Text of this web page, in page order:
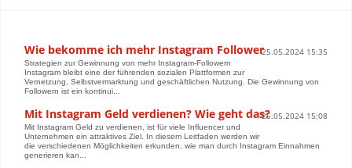
Wie bekomme ich mehr Instagram Follower25.05.2024 15:35
Strategien zur Gewinnung von mehr Instagram-Followern
Instagram bleibt eine der führenden sozialen Plattformen zur
Vernetzung, Selbstvermarktung und geschäftlichen Nutzung. Die Gewinnung von
Followern ist ein kontinui...
Mit Instagram Geld verdienen? Wie geht das?25.05.2024 15:08
Mit Instagram Geld zu verdienen, ist für viele Influencer und
Unternehmen ein attraktives Ziel. In diesem Leitfaden werden wir
die verschiedenen Möglichkeiten erkunden, wie man durch Instagram Einnahmen
generieren kan...